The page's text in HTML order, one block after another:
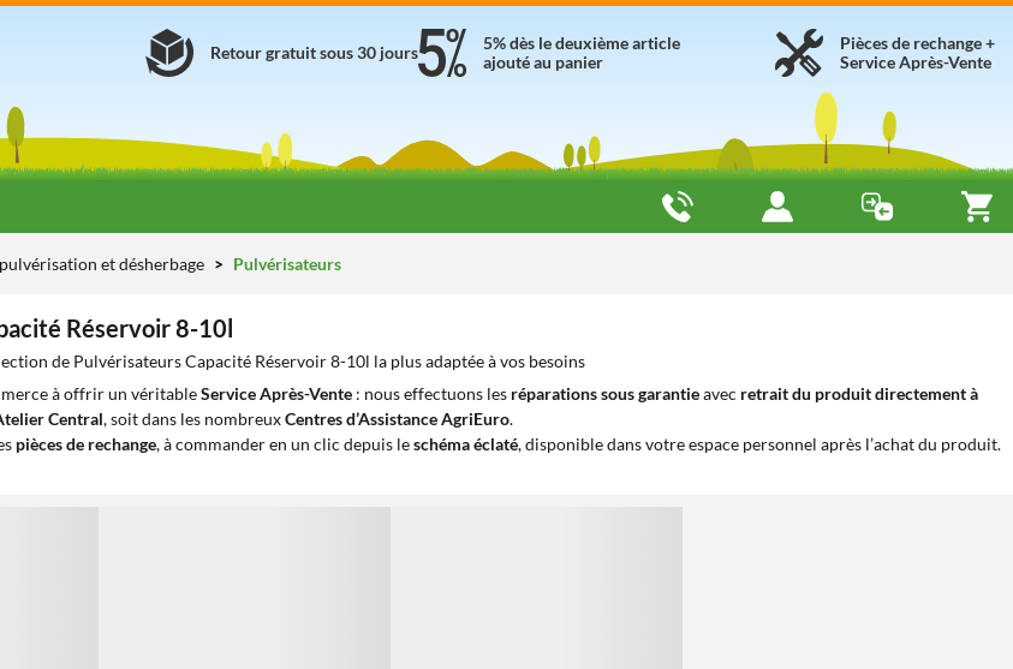
Pièces de rechange +
Service Après-Vente
5% dès le deuxième article
ajouté au panier
Retour gratuit sous 30 jours
et désherbage Pulvérisateurs
Réservoir 8-10l
de Pulvérisateurs Capacité Réservoir 8-10l la plus adaptée à vos besoins
à offrir un véritableService Après-Vente : nous effectuons les réparations sous garantieavec retrait du produit directement à
Central, soit dans les nombreuxCentres d’Assistance AgriEuro.
pièces de rechange, à commander en un clic depuis leschéma éclaté, disponible dans votre espace personnel après l’achat du produit.